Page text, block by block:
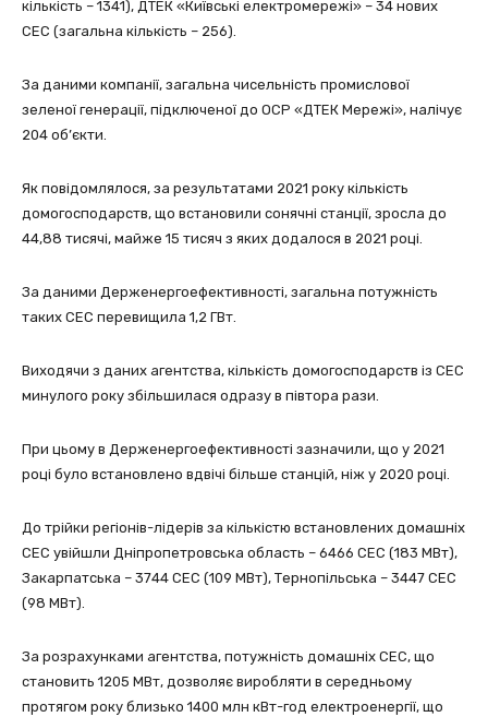
кількість – 1341), ДТЕК «Київські електромережі» – 34 нових
СЕС (загальна кількість – 256).
За даними компанії, загальна чисельність промислової
зеленої генерації, підключеної до ОСР «ДТЕК Мережі», налічує
204 об’єкти.
Як повідомлялося, за результатами 2021 року кількість
домогосподарств, що встановили сонячні станції, зросла до
44,88 тисячі, майже 15 тисяч з яких додалося в 2021 році.
За даними Держенергоефективності, загальна потужність
таких СЕС перевищила 1,2 ГВт.
Виходячи з даних агентства, кількість домогосподарств із СЕС
минулого року збільшилася одразу в півтора рази.
При цьому в Держенергоефективності зазначили, що у 2021
році було встановлено вдвічі більше станцій, ніж у 2020 році.
До трійки регіонів-лідерів за кількістю встановлених домашніх
СЕС увійшли Дніпропетровська область – 6466 СЕС (183 МВт),
Закарпатська – 3744 СЕС (109 МВт), Тернопільська – 3447 СЕС
(98 МВт).
За розрахунками агентства, потужність домашніх СЕС, що
становить 1205 МВт, дозволяє виробляти в середньому
протягом року близько 1400 млн кВт-год електроенергії, що